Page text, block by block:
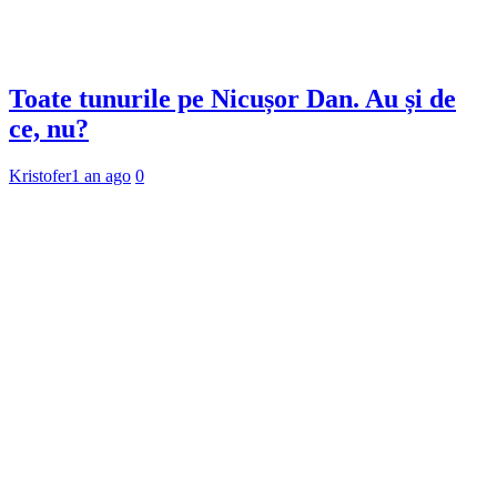
Toate tunurile pe Nicușor Dan. Au și de
ce, nu?
Kristofer1 an ago 0